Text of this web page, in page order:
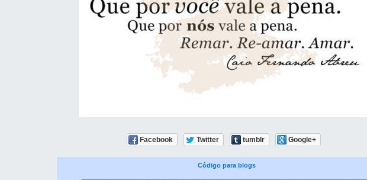
Facebook Twitter tumblr Google+
Código para blogs